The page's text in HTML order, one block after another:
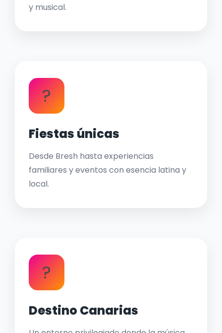
y musical.
?
Fiestas únicas
Desde Bresh hasta experiencias
familiares y eventos con esencia latina y
local.
?
Destino Canarias